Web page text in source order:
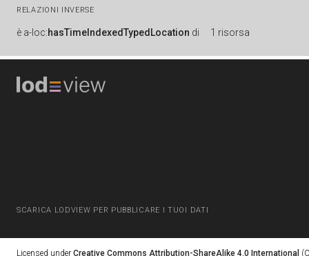
RELAZIONI INVERSE
è a-loc:hasTimeIndexedTypedLocation di 1 risorsa
SCARICA LODVIEW PER PUBBLICARE I TUOI DATI
Licensed under Creative Commons Attribution-ShareAlike 4.0 International